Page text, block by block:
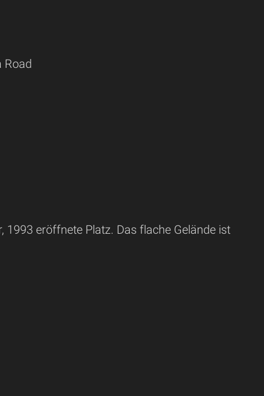
Road
1993 eröffnete Platz. Das flache Gelände ist